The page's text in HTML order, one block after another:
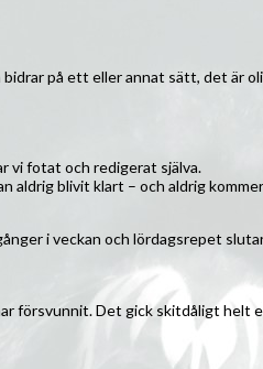
på ett eller annat sätt, det är
vi fotat och redigerat själva.
aldrig blivit klart – och aldrig
i veckan och lördagsrepet
försvunnit. Det gick skitdåligt helt